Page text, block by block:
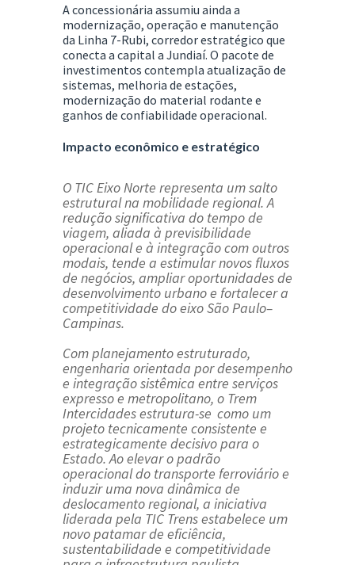
A concessionária assumiu ainda a
modernização, operação e manutenção
da Linha 7-Rubi, corredor estratégico que
conecta a capital a Jundiaí. O pacote de
investimentos contempla atualização de
sistemas, melhoria de estações,
modernização do material rodante e
ganhos de confiabilidade operacional.
Impacto econômico e estratégico
O TIC Eixo Norte representa um salto
estrutural na mobilidade regional. A
redução significativa do tempo de
viagem, aliada à previsibilidade
operacional e à integração com outros
modais, tende a estimular novos fluxos
de negócios, ampliar oportunidades de
desenvolvimento urbano e fortalecer a
competitividade do eixo São Paulo–
Campinas.
Com planejamento estruturado,
engenharia orientada por desempenho
e integração sistêmica entre serviços
expresso e metropolitano, o Trem
Intercidadesestrutura-se como um
projeto tecnicamente consistente e
estrategicamente decisivo para o
Estado. Ao elevar o padrão
operacional do transporte ferroviário e
induzir uma nova dinâmica de
deslocamento regional, a iniciativa
liderada pela TIC Trens estabelece um
novo patamar de eficiência,
sustentabilidade e competitividade